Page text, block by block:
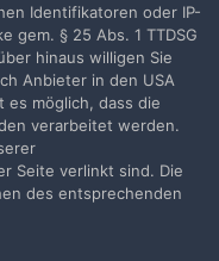
zu tun, die
CRI ist ein recht
Reflektion auf ich
Eine LED mit
ein zur Projektion
haben, das ist dann
findet man in
Identifikatoren oder IP-
gem. § 25 Abs. 1 TTDSG
hinaus willigen Sie
Anbieter in den USA
es möglich, dass die
verarbeitet werden.
Seite verlinkt sind. Die
des entsprechenden